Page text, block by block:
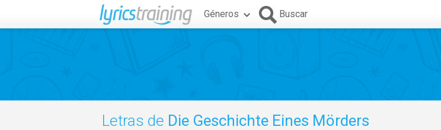
Géneros Buscar
Letras de Die Geschichte Eines Mörders